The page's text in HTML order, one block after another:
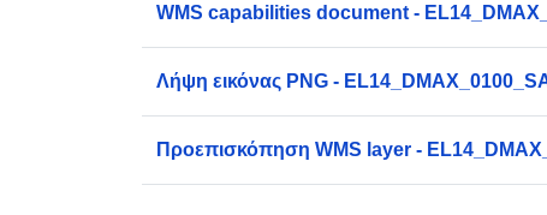
WMS capabilities document -
Λήψη εικόνας PNG -
Προεπισκόπηση WMS layer -